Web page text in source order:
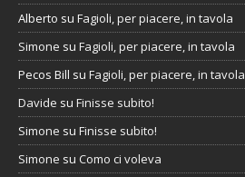
Alberto su Fagioli, per piacere, in tavola
Simone su Fagioli, per piacere, in tavola
Pecos Bill su Fagioli, per piacere, in tavola
Davide su Finisse subito!
Simone su Finisse subito!
Simone su Como ci voleva